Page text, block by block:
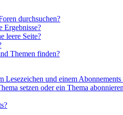
durchsuchen?
Ergebnisse?
leere Seite?
Themen finden?
Lesezeichen und einem
setzen oder ein Thema